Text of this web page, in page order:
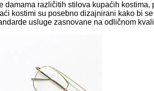
različitih stilova kupaćih
kostimi su posebno dizajnirani kako bi
usluge zasnovane na odličnom